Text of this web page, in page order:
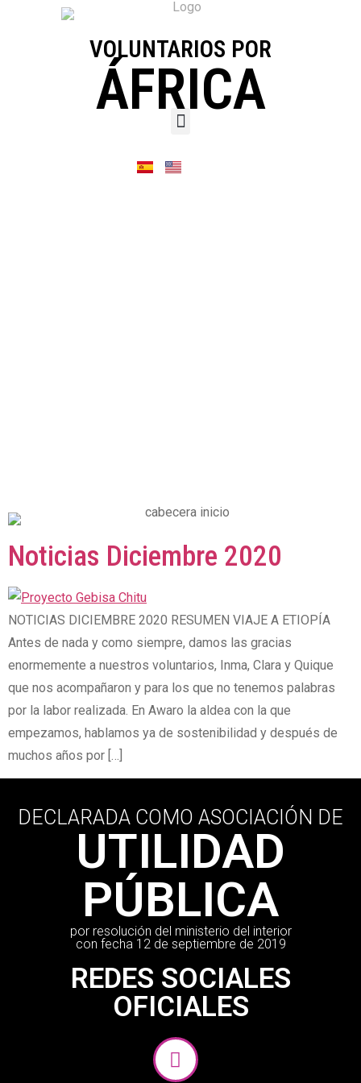
VOLUNTARIOS POR
ÁFRICA
Noticias Diciembre 2020
NOTICIAS DICIEMBRE 2020 RESUMEN VIAJE A ETIOPÍA
Antes de nada y como siempre, damos las gracias
enormemente a nuestros voluntarios, Inma, Clara y Quique
que nos acompañaron y para los que no tenemos palabras
por la labor realizada. En Awaro la aldea con la que
empezamos, hablamos ya de sostenibilidad y después de
muchos años por […]
DECLARADA COMO ASOCIACIÓN DE
UTILIDAD
PÚBLICA
por resolución del ministerio del interior
con fecha 12 de septiembre de 2019
REDES SOCIALES
OFICIALES